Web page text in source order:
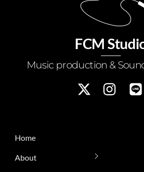
FCM
Music production &
twitter
Home
About